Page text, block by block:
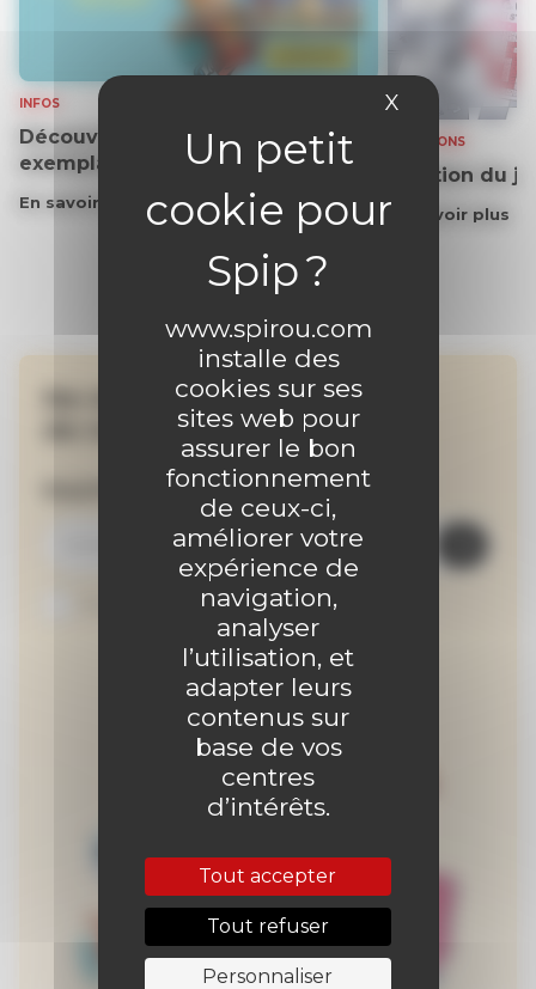
www.spirou.com
installe des
cookies sur ses
sites web pour
assurer le bon
fonctionnement
de ceux-ci,
améliorer votre
expérience de
navigation,
analyser
l’utilisation, et
adapter leurs
contenus sur
base de vos
centres
d’intérêts.
Tout accepter
Tout refuser
Personnaliser
X Masquer le
INFOS
Découvrez gratuitement un
exemplaire du journal !
En savoir plus
SOLUTIONS
Solution du
En savoir plus
Ne manquez aucune
de nos actualités !
Inscrivez-vous à la newsletter
Je suis abonné au site